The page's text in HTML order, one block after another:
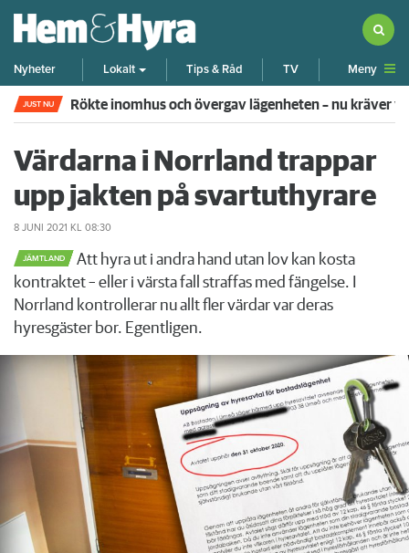
Nyheter Lokalt Tips & Råd TV Meny
JUST NU Rökte inomhus och övergav lägenheten – nu kräver
Värdarna i Norrland trappar
upp jakten på svartuthyrare
8 JUNI 2021 KL 08:30
JÄMTLAND
Att hyra ut i andra hand utan lov kan kosta
kontraktet – eller i värsta fall straffas med fängelse. I
Norrland kontrollerar nu allt fler värdar var deras
hyresgäster bor. Egentligen.